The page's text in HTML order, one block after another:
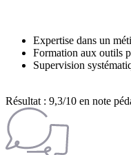
Expertise dans un
Formation aux outils
Supervision
Résultat : 9,3/10 en note